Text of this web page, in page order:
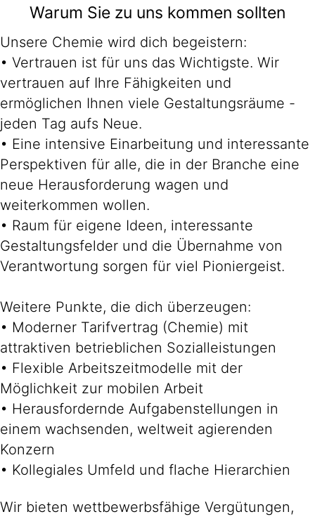
Warum Sie zu uns kommen sollten
Unsere Chemie wird dich begeistern:
• Vertrauen ist für uns das Wichtigste. Wir
vertrauen auf Ihre Fähigkeiten und
ermöglichen Ihnen viele Gestaltungsräume -
jeden Tag aufs Neue.
• Eine intensive Einarbeitung und interessante
Perspektiven für alle, die in der Branche eine
neue Herausforderung wagen und
weiterkommen wollen.
• Raum für eigene Ideen, interessante
Gestaltungsfelder und die Übernahme von
Verantwortung sorgen für viel Pioniergeist.
Weitere Punkte, die dich überzeugen:
• Moderner Tarifvertrag (Chemie) mit
attraktiven betrieblichen Sozialleistungen
• Flexible Arbeitszeitmodelle mit der
Möglichkeit zur mobilen Arbeit
• Herausfordernde Aufgabenstellungen in
einem wachsenden, weltweit agierenden
Konzern
• Kollegiales Umfeld und flache Hierarchien
Wir bieten wettbewerbsfähige Vergütungen,